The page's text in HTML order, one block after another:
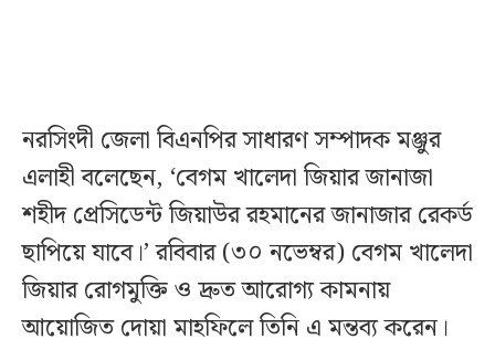
নরসিংদী জেলা বিএনপির সাধারণ সম্পাদক মঞ্জুর
এলাহী বলেছেন, ‘বেগম খালেদা জিয়ার জানাজা
শহীদ প্রেসিডেন্ট জিয়াউর রহমানের জানাজার রেকর্ড
ছাপিয়ে যাবে।’ রবিবার (৩০ নভেম্বর) বেগম খালেদা
জিয়ার রোগমুক্তি ও দ্রুত আরোগ্য কামনায়
আয়োজিত দোয়া মাহফিলে তিনি এ মন্তব্য করেন।